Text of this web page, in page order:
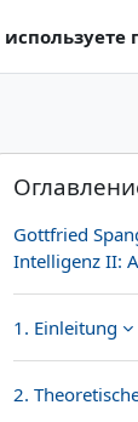
Gottfried
Intelligenz II:
1. Einleitung
2.